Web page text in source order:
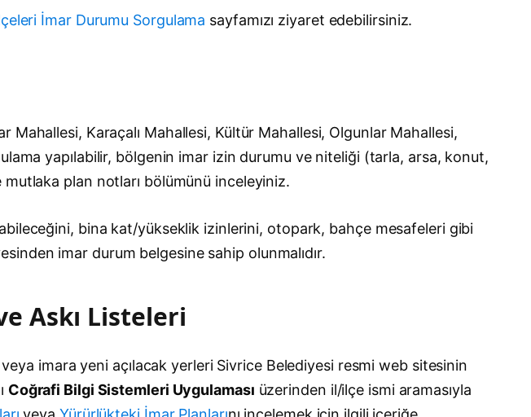
İmar Durumu Sorgulama sayfamızı ziyaret edebilirsiniz.
Mahallesi, Karaçalı Mahallesi, Kültür Mahallesi, Olgunlar Mahallesi,
yapılabilir, bölgenin imar izin durumu ve niteliği (tarla, arsa, konut,
plan notları bölümünü inceleyiniz.
bina kat/yükseklik izinlerini, otopark, bahçe mesafeleri gibi
imar durum belgesine sahip olunmalıdır.
Askı Listeleri
imara yeni açılacak yerleri Sivrice Belediyesi resmi web sitesinin
Coğrafi Bilgi Sistemleri Uygulaması üzerinden il/ilçe ismi aramasıyla